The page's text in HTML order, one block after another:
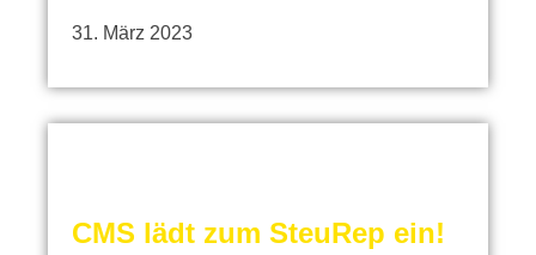
31. März 2023
CMS lädt zum SteuRep ein!